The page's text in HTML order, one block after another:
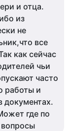
и отца.
из
не
все
как сейчас
чьи
часто
работы и
документах.
где по